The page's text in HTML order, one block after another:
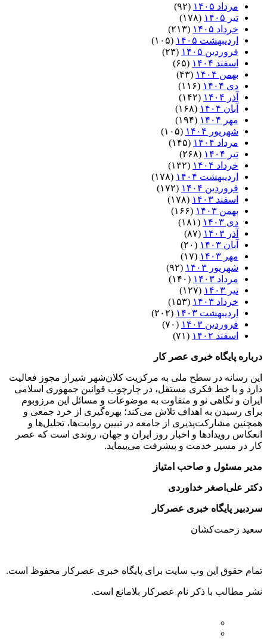
مرداد ۱۴۰۵
(۹۲)
تیر ۱۴۰۵
(۱۷۸)
خرداد ۱۴۰۵
(۲۱۳)
اردیبهشت ۱۴۰۵
(۱۰۵)
فروردین ۱۴۰۵
(۲۳)
اسفند ۱۴۰۴
(۶۵)
بهمن ۱۴۰۴
(۴۳)
دی ۱۴۰۴
(۱۱۶)
آذر ۱۴۰۴
(۱۴۲)
آبان ۱۴۰۴
(۱۶۸)
مهر ۱۴۰۴
(۱۹۴)
شهریور ۱۴۰۴
(۱۰۵)
مرداد ۱۴۰۴
(۱۴۵)
تیر ۱۴۰۴
(۲۶۸)
خرداد ۱۴۰۴
(۱۳۲)
اردیبهشت ۱۴۰۴
(۱۷۸)
فروردین ۱۴۰۴
(۱۷۲)
اسفند ۱۴۰۳
(۱۷۸)
بهمن ۱۴۰۳
(۱۶۶)
دی ۱۴۰۳
(۱۸۱)
آذر ۱۴۰۳
(۸۷)
آبان ۱۴۰۳
(۲۰)
مهر ۱۴۰۳
(۱۷)
شهریور ۱۴۰۳
(۹۲)
مرداد ۱۴۰۳
(۱۴۰)
تیر ۱۴۰۳
(۱۲۷)
خرداد ۱۴۰۳
(۱۵۳)
اردیبهشت ۱۴۰۳
(۲۰۲)
فروردین ۱۴۰۳
(۷۰)
اسفند ۱۴۰۲
(۷۱)
درباره پایگاه خبری عصر کار
این رسانه در سطح ملی به مرکزیت کلان‌شهر شیراز مجوز فعالیت
دارد و با خط فکری مستقل، در چارچوب قوانین جمهوری اسلامی
ایران و نگاهی نو و متفاوت به موضوعات ‌و مسائل این مرزوبوم
برای رسیدن به اهداف تلاش می‌کند؛ بهره‌گیری از خرد جمعی و
همچنین مشارکت‌پذیری از جامعه در تبیین روایت‌ها، تحلیل‌ها و
انعکاس رویدادها و اخبار روز ایران و جهان، روندی است که عصر
کار در مسیر خدمت و پیشرفت می‌پیماید.
مدیر مسئول و صاحب امتیاز
دکتر علی‌اصغر خداوردی
سردبیر پایگاه خبری عصرکار
سعید زحمت‌کشان
تمام حقوق این وب سایت برای پایگاه خبری عصرکار محفوظ است.
نشر مطالب با ذکر نام عصرکار بلامانع است.